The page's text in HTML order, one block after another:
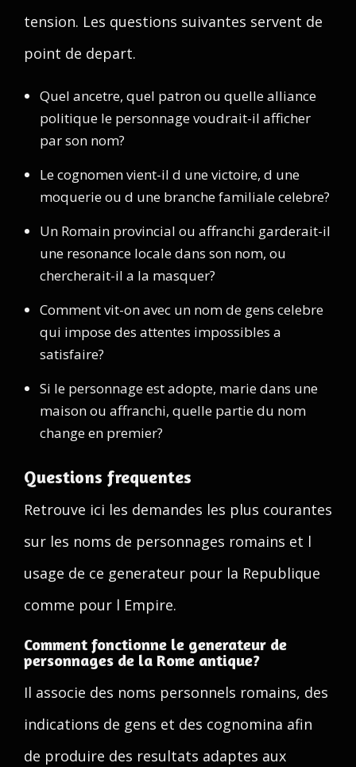
tension. Les questions suivantes servent de
point de depart.
Quel ancetre, quel patron ou quelle alliance
politique le personnage voudrait-il afficher
par son nom?
Le cognomen vient-il d une victoire, d une
moquerie ou d une branche familiale celebre?
Un Romain provincial ou affranchi garderait-il
une resonance locale dans son nom, ou
chercherait-il a la masquer?
Comment vit-on avec un nom de gens celebre
qui impose des attentes impossibles a
satisfaire?
Si le personnage est adopte, marie dans une
maison ou affranchi, quelle partie du nom
change en premier?
Questions frequentes
Retrouve ici les demandes les plus courantes
sur les noms de personnages romains et l
usage de ce generateur pour la Republique
comme pour l Empire.
Comment fonctionne le generateur de
personnages de la Rome antique?
Il associe des noms personnels romains, des
indications de gens et des cognomina afin
de produire des resultats adaptes aux